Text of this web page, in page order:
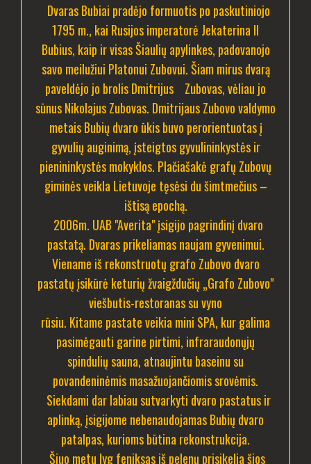
Dvaras Bubiai pradėjo formuotis po paskutiniojo
1795 m., kai Rusijos imperatorė Jekaterina II
Bubius, kaip ir visas Šiaulių apylinkes, padovanojo
savo meilužiui Platonui Zubovui. Šiam mirus dvarą
paveldėjo jo brolis Dmitrijus Zubovas, vėliau jo
sūnus Nikolajus Zubovas. Dmitrijaus Zubovo valdymo
metais Bubių dvaro ūkis buvo perorientuotas į
gyvulių auginimą, įsteigtos gyvulininkystės ir
pienininkystės mokyklos. Plačiašakė grafų Zubovų
giminės veikla Lietuvoje tęsėsi du šimtmečius –
ištisą epochą.
2006m. UAB "Averita" įsigijo pagrindinį dvaro
pastatą. Dvaras prikeliamas naujam gyvenimui.
Viename iš rekonstruotų grafo Zubovo dvaro
pastatų įsikūrė keturių žvaigždučių „Grafo Zubovo"
viešbutis-restoranas su vyno
rūsiu. Kitame pastate veikia mini SPA, kur galima
pasimėgauti garine pirtimi, infraraudonųjų
spindulių sauna, atnaujintu baseinu su
povandeninėmis masažuojančiomis srovėmis.
Siekdami dar labiau sutvarkyti dvaro pastatus ir
aplinką, įsigijome nebenaudojamas Bubių dvaro
patalpas, kurioms būtina rekonstrukcija.
Šiuo metu lyg feniksas iš pelenų prisikelia šios